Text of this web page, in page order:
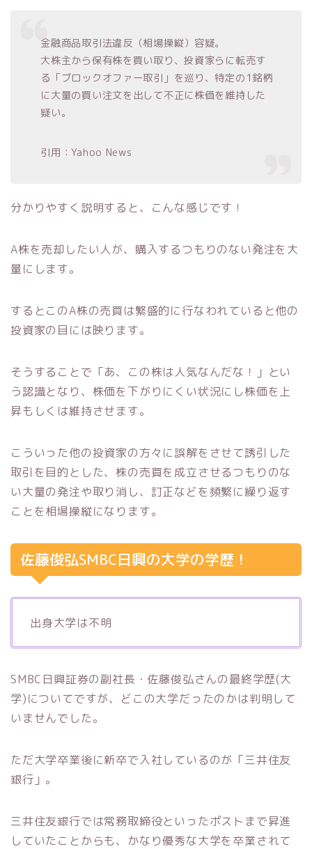
金融商品取引法違反（相場操縦）容疑。
大株主から保有株を買い取り、投資家らに転売す
る「ブロックオファー取引」を巡り、特定の1銘柄
に大量の買い注文を出して不正に株価を維持した
疑い。
引用：Yahoo News
分かりやすく説明すると、こんな感じです！
A株を売却したい人が、購入するつもりのない発注を大
量にします。
するとこのA株の売買は繁盛的に行なわれていると他の
投資家の目には映ります。
そうすることで「あ、この株は人気なんだな！」とい
う認識となり、株価を下がりにくい状況にし株価を上
昇もしくは維持させます。
こういった他の投資家の方々に誤解をさせて誘引した
取引を目的とした、株の売買を成立させるつもりのな
い大量の発注や取り消し、訂正などを頻繁に繰り返す
ことを相場操縦になります。
佐藤俊弘SMBC日興の大学の学歴！
出身大学は不明
SMBC日興証券の副社長・佐藤俊弘さんの最終学歴(大
学)についてですが、どこの大学だったのかは判明して
いませんでした。
ただ大学卒業後に新卒で入社しているのが「三井住友
銀行」。
三井住友銀行では常務取締役といったポストまで昇進
していたことからも、かなり優秀な大学を卒業されて